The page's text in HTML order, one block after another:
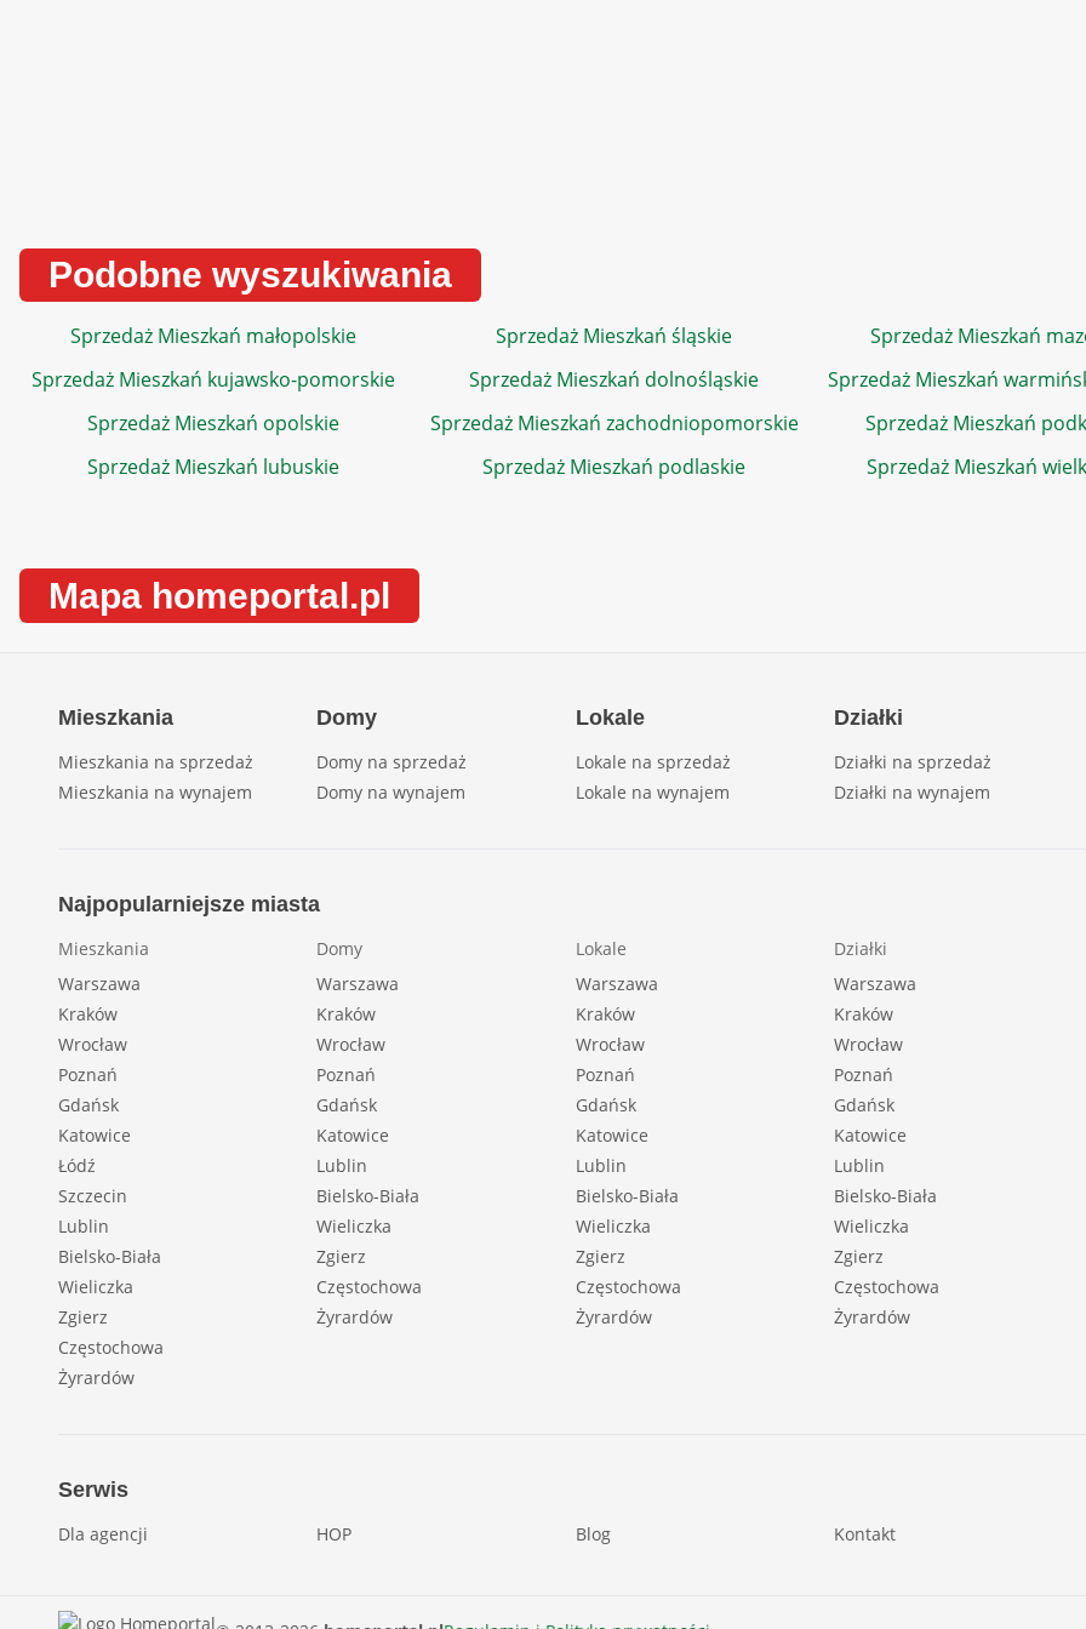
Podobne wyszukiwania
Sprzedaż Mieszkań małopolskie Sprzedaż Mieszkań śląskie
Sprzedaż Mieszkań
Sprzedaż Mieszkań kujawsko-pomorskie
Sprzedaż Mieszkań dolnośląskie
Sprzedaż Mieszkań
Sprzedaż Mieszkań opolskie
Sprzedaż Mieszkań zachodniopomorskie
Sprzedaż Mieszkań
Sprzedaż Mieszkań lubuskie
Sprzedaż Mieszkań podlaskie Sprzedaż Mieszkań
Mapa homeportal.pl
Mieszkania
Mieszkania na sprzedaż
Mieszkania na wynajem
Domy
Domy na sprzedaż
Domy na wynajem
Lokale
Lokale na sprzedaż
Lokale na wynajem
Działki
Działki na sprzedaż
Działki na wynajem
Najpopularniejsze miasta
Mieszkania
Warszawa
Kraków
Wrocław
Poznań
Gdańsk
Katowice
Łódź
Szczecin
Lublin
Bielsko-Biała
Wieliczka
Zgierz
Częstochowa
Żyrardów
Domy
Warszawa
Kraków
Wrocław
Poznań
Gdańsk
Katowice
Lublin
Bielsko-Biała
Wieliczka
Zgierz
Częstochowa
Żyrardów
Lokale
Warszawa
Kraków
Wrocław
Poznań
Gdańsk
Katowice
Lublin
Bielsko-Biała
Wieliczka
Zgierz
Częstochowa
Żyrardów
Działki
Warszawa
Kraków
Wrocław
Poznań
Gdańsk
Katowice
Lublin
Bielsko-Biała
Wieliczka
Zgierz
Częstochowa
Żyrardów
Serwis
Dla agencji HOP Blog Kontakt